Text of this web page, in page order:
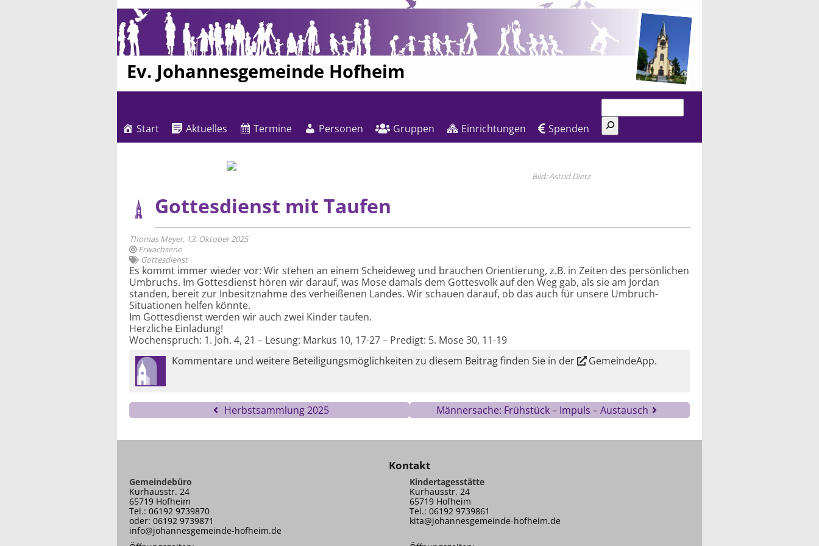
Ev. Johannesgemeinde Hofheim
Start Aktuelles Termine Personen Gruppen Einrichtungen Spenden
Suchen
Astrid Dietz
Gottesdienst mit Taufen
Thomas Meyer, 13. Oktober 2025
Erwachsene
Gottesdienst
Es kommt immer wieder vor: Wir stehen an einem Scheideweg und brauchen Orientierung, z.B. in Zeiten des persönlichen
Umbruchs. Im Gottesdienst hören wir darauf, was Mose damals dem Gottesvolk auf den Weg gab, als sie am Jordan
standen, bereit zur Inbesitznahme des verheißenen Landes. Wir schauen darauf, ob das auch für unsere Umbruch-
Situationen helfen könnte.
Im Gottesdienst werden wir auch zwei Kinder taufen.
Herzliche Einladung!
Wochenspruch: 1. Joh. 4, 21 – Lesung: Markus 10, 17-27 – Predigt: 5. Mose 30, 11-19
Kommentare und weitere Beteiligungsmöglichkeiten zu diesem Beitrag finden Sie in der
GemeindeApp.
Herbstsammlung 2025 Männersache: Frühstück – Impuls – Austausch
Kontakt
Gemeindebüro
Kurhausstr. 24
65719 Hofheim
Tel.: 06192 9739870
oder: 06192 9739871
info@johannesgemeinde-hofheim.de
Kindertagesstätte
Kurhausstr. 24
65719 Hofheim
Tel.: 06192 9739861
kita@johannesgemeinde-hofheim.de